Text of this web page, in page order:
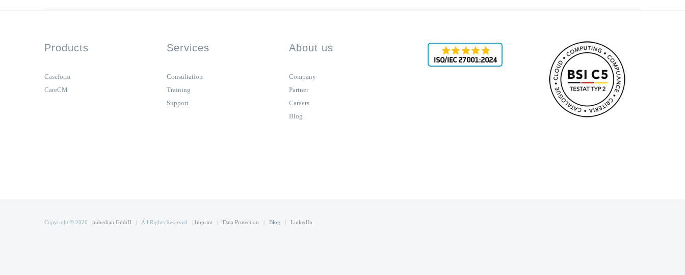
Products
Caseform
CareCM
Services
Consultation
Training
Support
About us
Company
Partner
Careers
Blog
Copyright © 2026 nubedian GmbH | All Rights Reserved | Imprint | Data Protection | Blog | LinkedIn